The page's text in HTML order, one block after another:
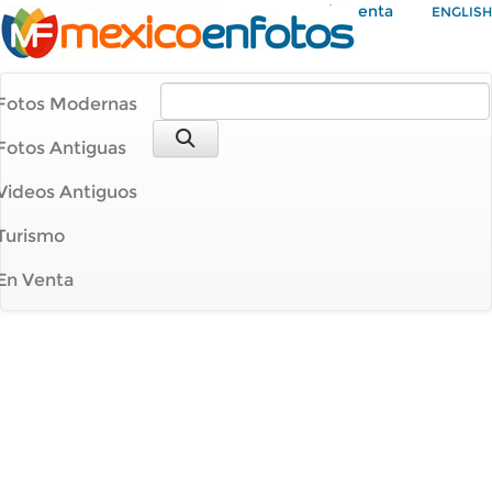
Mi Cuenta ENGLISH
Modernas
Antiguas
Antiguos
Venta